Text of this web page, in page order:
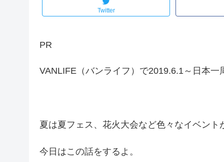
Twitter
PR
VANLIFE（バンライフ）で2019.6.1～日本一
夏は夏フェス、花火大会など色々なイベン
今日はこの話をするよ。